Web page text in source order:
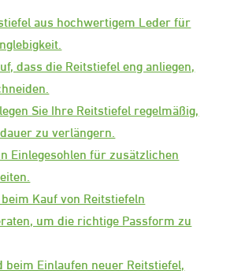
aus hochwertigem Leder für
dass die Reitstiefel eng anliegen,
Sie Ihre Reitstiefel regelmäßig,
zu verlängern.
Einlegesohlen für zusätzlichen
Kauf von Reitstiefeln
um die richtige Passform zu
beim Einlaufen neuer Reitstiefel,